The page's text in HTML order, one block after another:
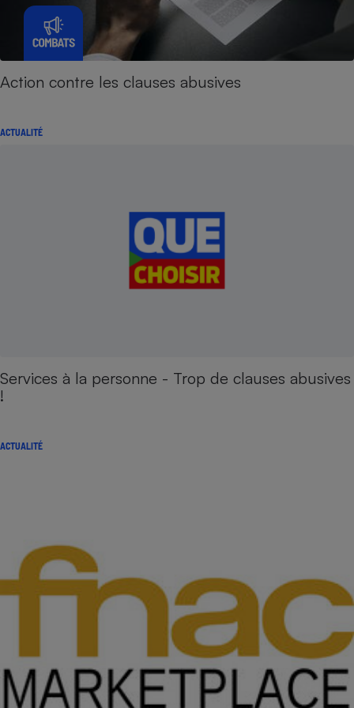
Action contre les clauses abusives
ACTUALITÉ
Services à la personne - Trop de clauses abusives
!
ACTUALITÉ